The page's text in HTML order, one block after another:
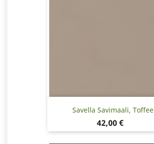
Savella Savimaali, Toffee
Hinta
42,00 €